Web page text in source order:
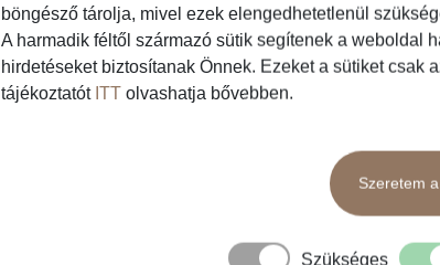
Földrészek
Ausztrália
Ázsia
Közlekedés
Busszal
Fly & Drive
Hajó
repülő+busz
repülő+hajó
böngésző tárolja, mivel ezek elengedhetetlenül
A harmadik féltől származó sütik segítenek a weboldal
hirdetéseket biztosítanak Önnek. Ezeket a sütiket
tájékoztatót ITT olvashatja bővebben.
Szeretem
Szükséges